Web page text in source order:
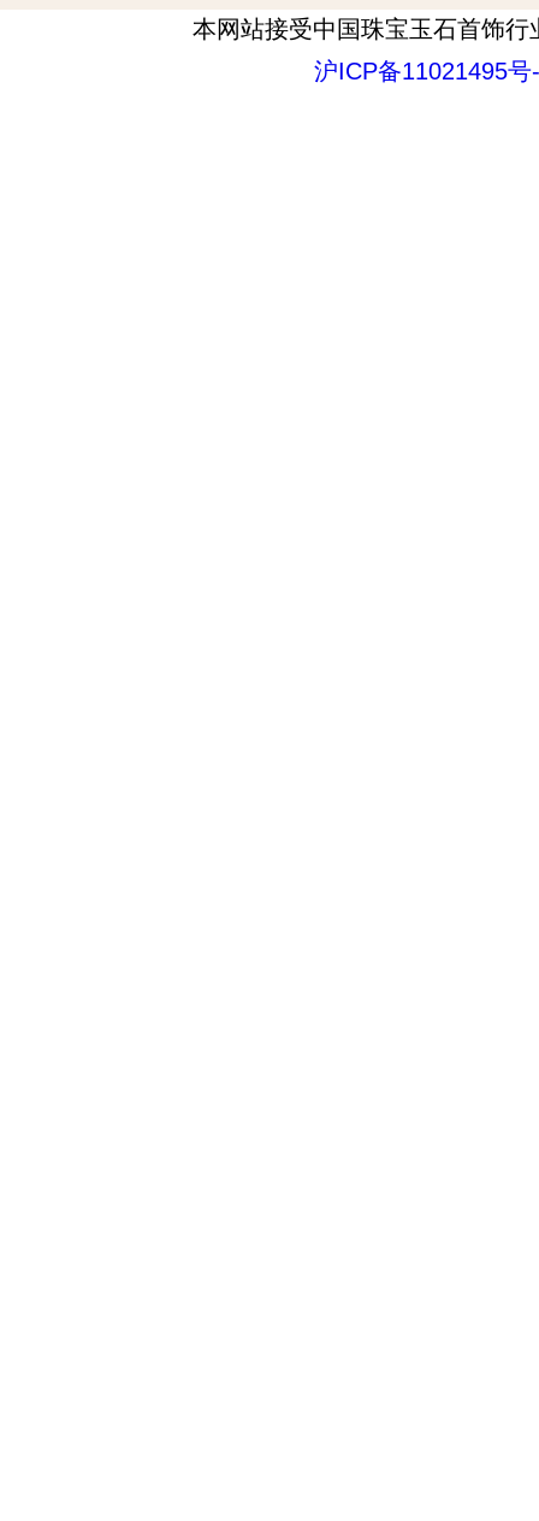
本网站接受中国珠宝玉石首饰行
沪ICP备11021495号